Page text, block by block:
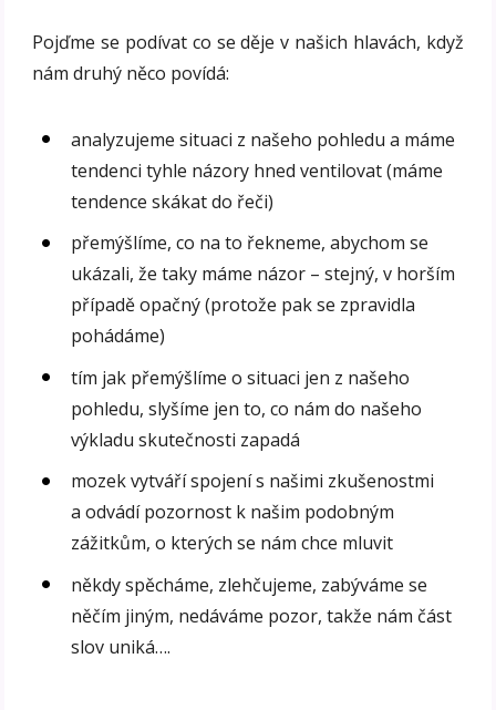
Pojďme se podívat co se děje v našich hlavách, když
nám druhý něco povídá:
analyzujeme situaci z našeho pohledu a máme
tendenci tyhle názory hned ventilovat (máme
tendence skákat do řeči)
přemýšlíme, co na to řekneme, abychom se
ukázali, že taky máme názor – stejný, v horším
případě opačný (protože pak se zpravidla
pohádáme)
tím jak přemýšlíme o situaci jen z našeho
pohledu, slyšíme jen to, co nám do našeho
výkladu skutečnosti zapadá
mozek vytváří spojení s našimi zkušenostmi
a odvádí pozornost k našim podobným
zážitkům, o kterých se nám chce mluvit
někdy spěcháme, zlehčujeme, zabýváme se
něčím jiným, nedáváme pozor, takže nám část
slov uniká….